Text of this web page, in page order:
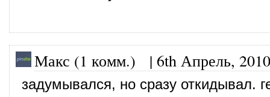
Макс (1 комм.) | 6th Апрель, 2010
задумывался, но сразу откидывал.